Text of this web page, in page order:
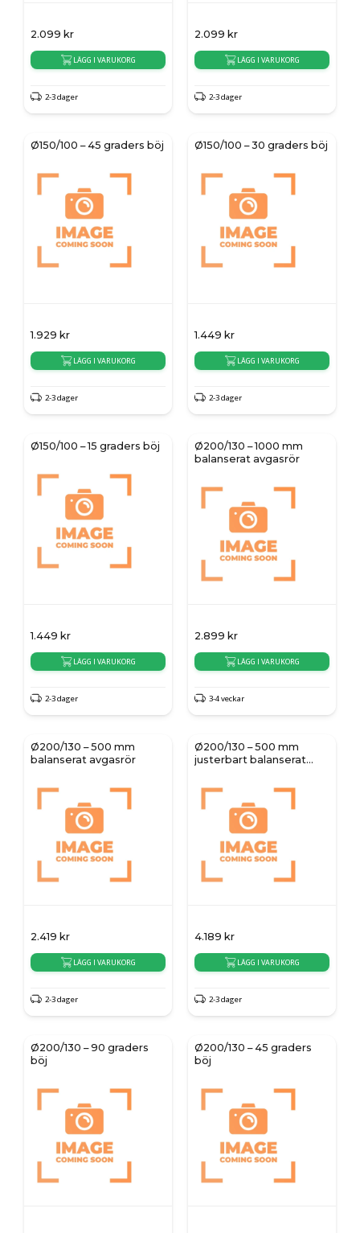
2.099 kr
LÄGG I VARUKORG
2-3 dager
2.099 kr
LÄGG I VARUKORG
2-3 dager
Ø150/100 – 45 graders böj
1.929 kr
LÄGG I VARUKORG
2-3 dager
Ø150/100 – 30 graders böj
1.449 kr
LÄGG I VARUKORG
2-3 dager
Ø150/100 – 15 graders böj
1.449 kr
LÄGG I VARUKORG
2-3 dager
Ø200/130 – 1000 mm
balanserat avgasrör
2.899 kr
LÄGG I VARUKORG
3-4 veckar
Ø200/130 – 500 mm
balanserat avgasrör
2.419 kr
LÄGG I VARUKORG
2-3 dager
Ø200/130 – 500 mm
justerbart balanserat
4.189 kr
LÄGG I VARUKORG
2-3 dager
Ø200/130 – 90 graders
böj
Ø200/130 – 45 graders
böj